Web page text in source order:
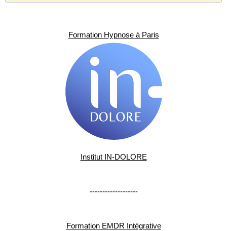
Formation Hypnose à Paris
Institut IN-DOLORE
-------------------
Formation EMDR Intégrative